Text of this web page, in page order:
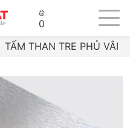
0
TẤM THAN TRE PHỦ VÂN